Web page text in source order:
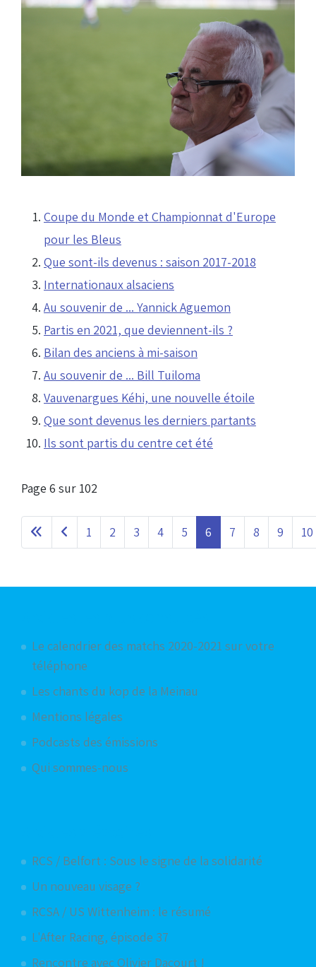
Coupe du Monde et Championnat d'Europe
pour les Bleus
Que sont-ils devenus : saison 2017-2018
Internationaux alsaciens
Au souvenir de ... Yannick Aguemon
Partis en 2021, que deviennent-ils ?
Bilan des anciens à mi-saison
Au souvenir de ... Bill Tuiloma
Vauvenargues Kéhi, une nouvelle étoile
Que sont devenus les derniers partants
Ils sont partis du centre cet été
Page 6 sur 102
1 2 3 4 5 6 7 8 9 10
Le calendrier des matchs 2020-2021 sur votre
téléphone
Les chants du kop de la Meinau
Mentions légales
Podcasts des émissions
Qui sommes-nous
RCS / Belfort : Sous le signe de la solidarité
Un nouveau visage ?
RCSA / US Wittenheim : le résumé
L'After Racing, épisode 37
Rencontre avec Olivier Dacourt !